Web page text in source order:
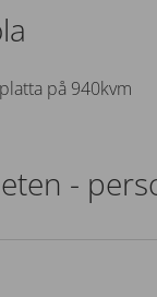
på 940kvm
-